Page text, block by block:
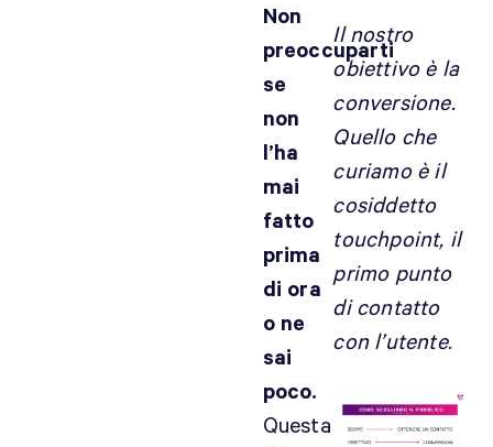
Non
preoccuparti
se
non
l’ha
mai
fatto
prima
di ora
o ne
sai
poco.
Questa
Il nostro
obiettivo è la
conversione.
Quello che
curiamo è il
cosiddetto
touchpoint, il
primo punto
di contatto
con l’utente.